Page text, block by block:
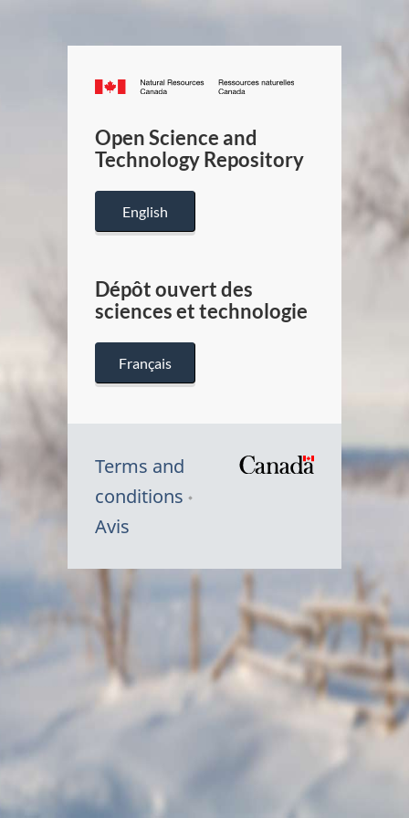
Canada.ca
/
Canada
Open Science and
Technology Repository
English
Dépôt ouvert des
sciences et technologie
Français
Terms and
conditions
Avis
Symbole
Canada